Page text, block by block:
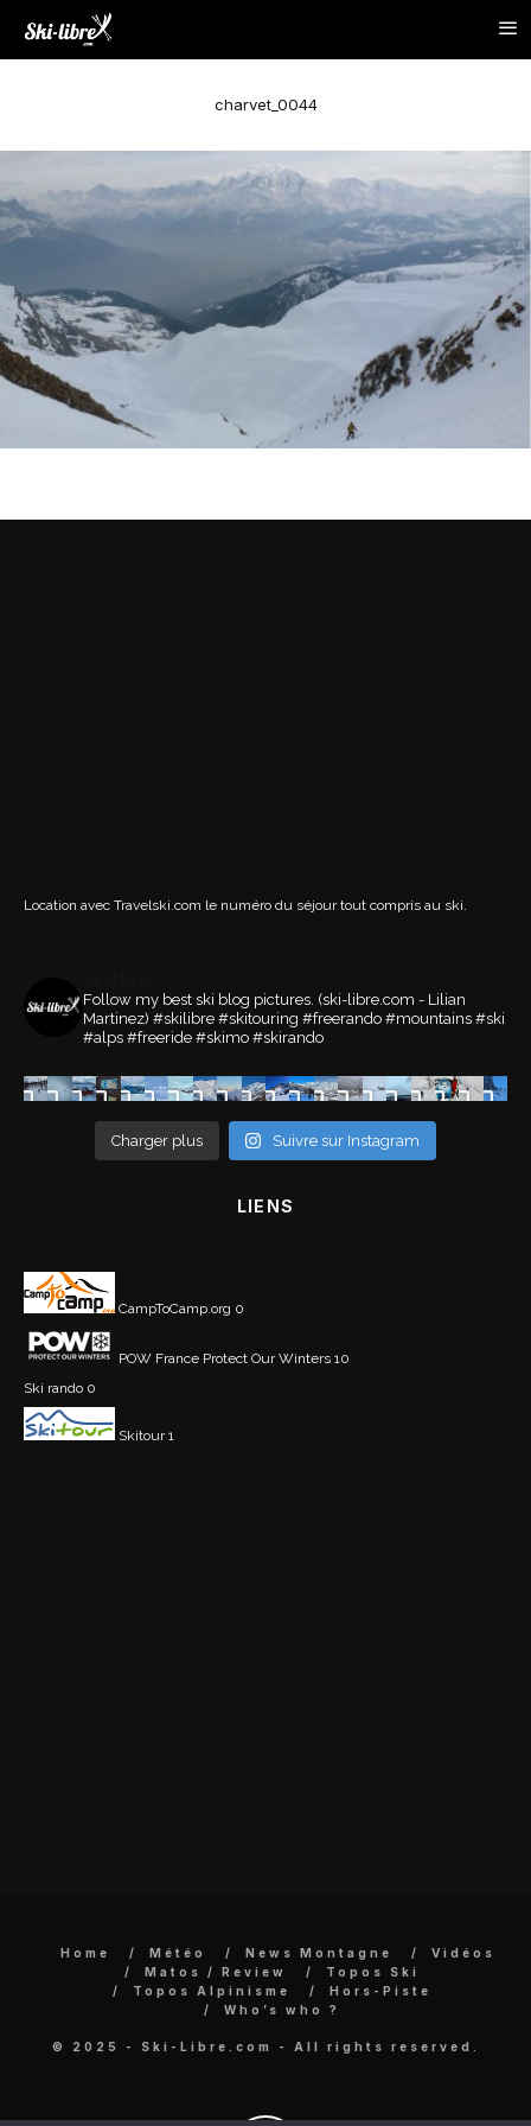
charvet_0044
Location avec Travelski.com le numéro du séjour tout compris au ski.
Follow my best ski blog pictures. (ski-libre.com - Lilian
Martinez) #skilibre #skitouring #freerando #mountains #ski
#alps #freeride #skimo #skirando
Charger plus Suivre sur Instagram
LIENS
CampToCamp.org 0
POW France Protect Our Winters 10
Ski rando 0
Skitour1
Home Météo News Montagne
Vidéos
Matos / Review
Topos Ski
Topos Alpinisme
Hors-Piste
Who’s who ?
© 2025 - Ski-Libre.com - All rights reserved.